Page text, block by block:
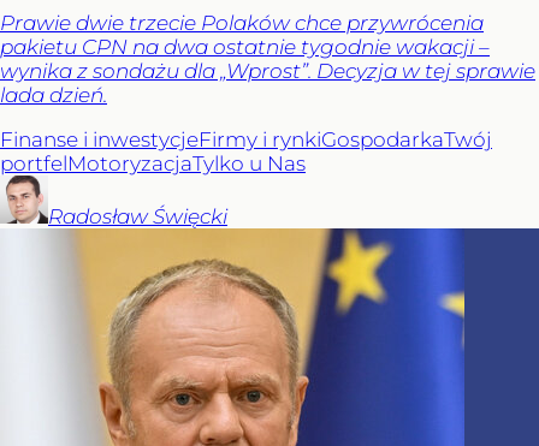
Prawie dwie trzecie Polaków chce przywrócenia
pakietu CPN na dwa ostatnie tygodnie wakacji –
wynika z sondażu dla „Wprost”. Decyzja w tej sprawie
lada dzień.
Finanse i inwestycjeFirmy i rynkiGospodarkaTwój
portfelMotoryzacjaTylko u Nas
Radosław Święcki